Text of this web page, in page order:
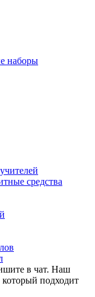
наборы
средства
в чат. Наш
который подходит